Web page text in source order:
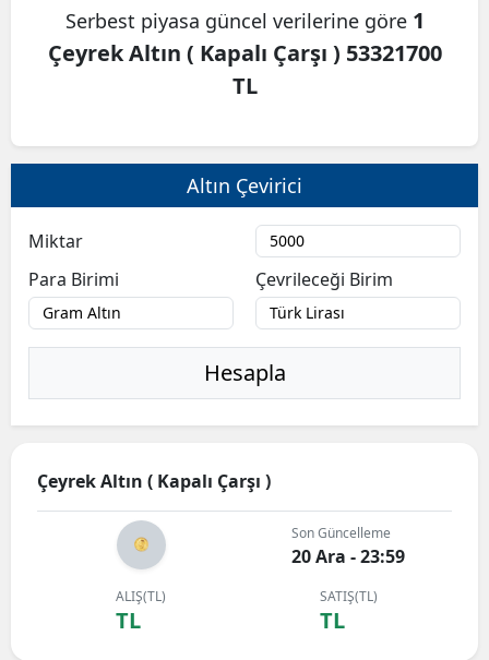
Serbest piyasa güncel verilerine göre 1
Çeyrek Altın ( Kapalı Çarşı ) 53321700
TL
Altın Çevirici
Miktar
Para Birimi
Çevrileceği Birim
Hesapla
Çeyrek Altın ( Kapalı Çarşı )
Son Güncelleme
20 Ara - 23:59
ALIŞ(TL)
TL
SATIŞ(TL)
TL